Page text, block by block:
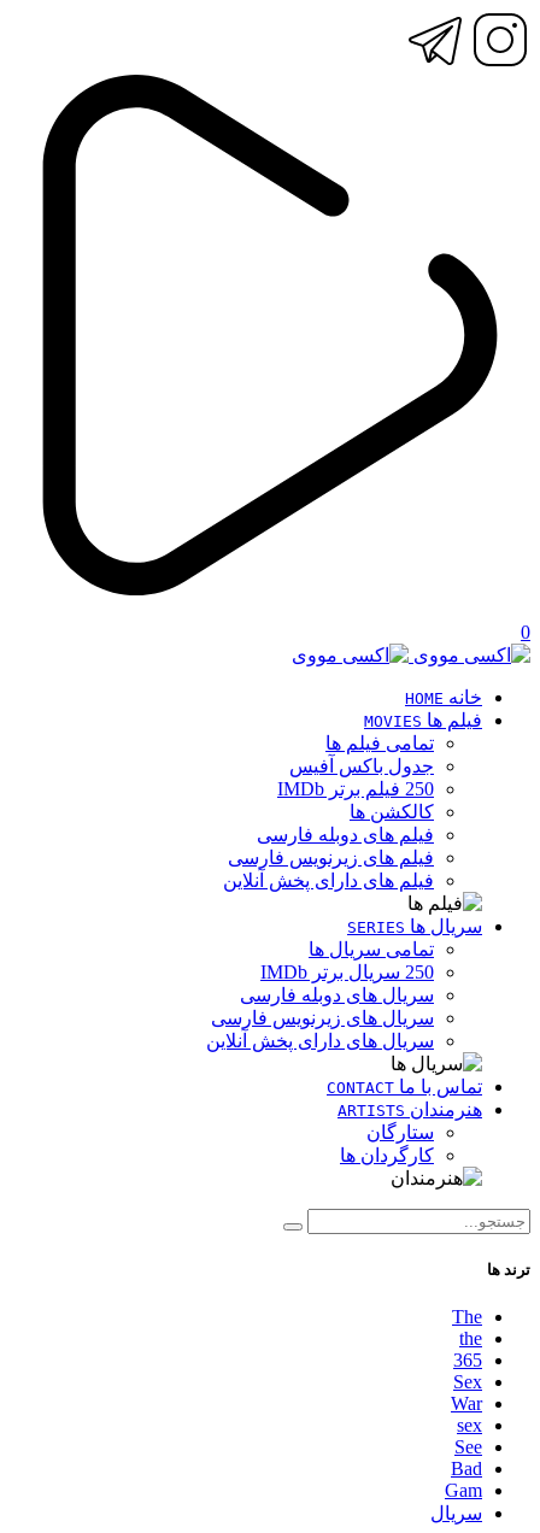
0
خانه HOME
فیلم ها MOVIES
تمامی فیلم ها
جدول باکس آفیس
250 فیلم برتر IMDb
کالکشن ها
فیلم های دوبله فارسی
فیلم های زیرنویس فارسی
فیلم های دارای پخش آنلاین
سریال ها SERIES
تمامی سریال ها
250 سریال برتر IMDb
سریال های دوبله فارسی
سریال های زیرنویس فارسی
سریال های دارای پخش آنلاین
تماس با ما CONTACT
هنرمندان ARTISTS
ستارگان
کارگردان ها
ترند ها
The
the
365
Sex
War
sex
See
Bad
Gam
سریال